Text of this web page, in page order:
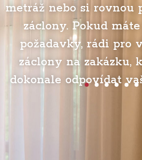
metráž nebo si rovnou
záclony. Pokud
požadavky, rádi pro
záclony na zakázku,
dokonale odpovídat